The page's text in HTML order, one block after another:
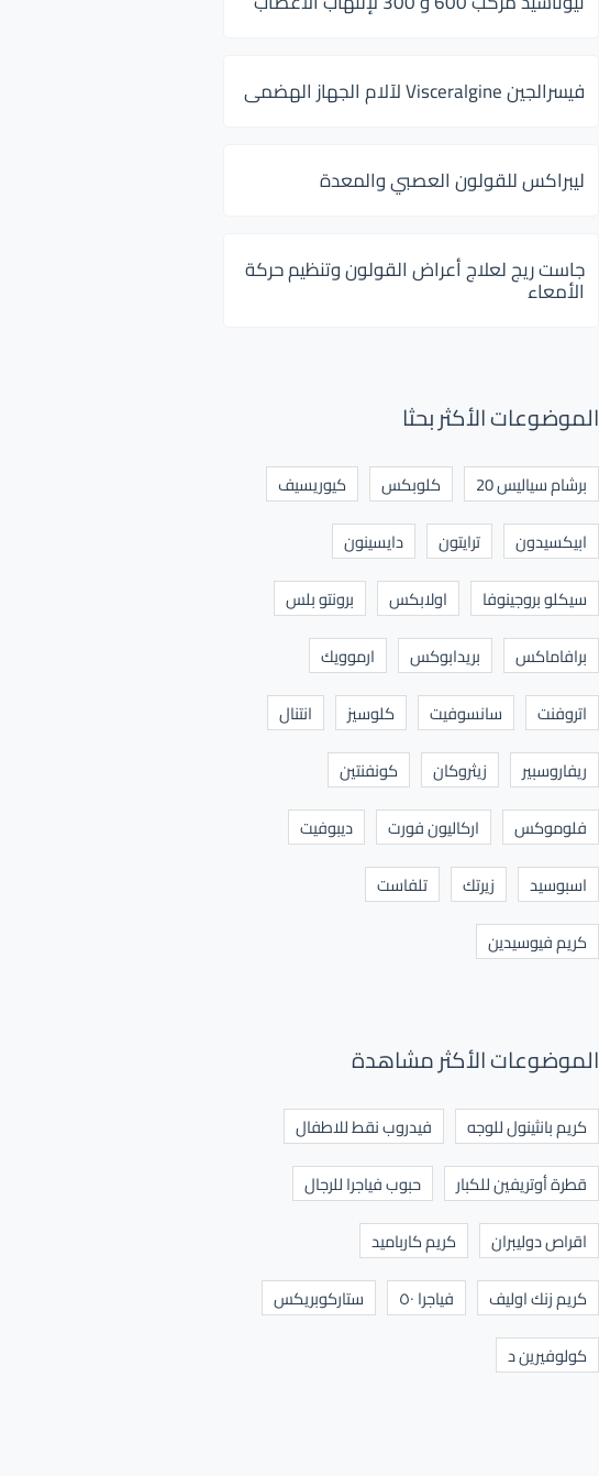
فيسرالجين Visceralgine لآلام الجهاز الهضمى
ليبراكس للقولون العصبي والمعدة
جاست ريج لعلاج أعراض القولون وتنظيم حركة
الأمعاء
الموضوعات الأكثر بحثا
برشام سياليس 20 كلوبكس
كيوريسيف
ابيكسيدون
ترايتون
دايسينون
سيكلو بروجينوفا
اولابكس
برونتو بلس
برافاماكس
بريدابوكس
ارموويك
اتروفنت
سانسوفيت كلوسيز
انتنال
ريفاروسبير
زيثروكان
كونفنتين
فلوموكس
اركاليون فورت
ديبوفيت
اسبوسيد
زيرتك
تلفاست
كريم فيوسيدين
الموضوعات الأكثر مشاهدة
كريم بانثينول للوجه
فيدروب نقط للاطفال
قطرة أوتريفين للكبار
حبوب فياجرا للرجال
اقراص دوليبران
كريم كارباميد
كريم زنك اوليف
فياجرا ٥٠
ستاركوبريكس
كولوفيرين د